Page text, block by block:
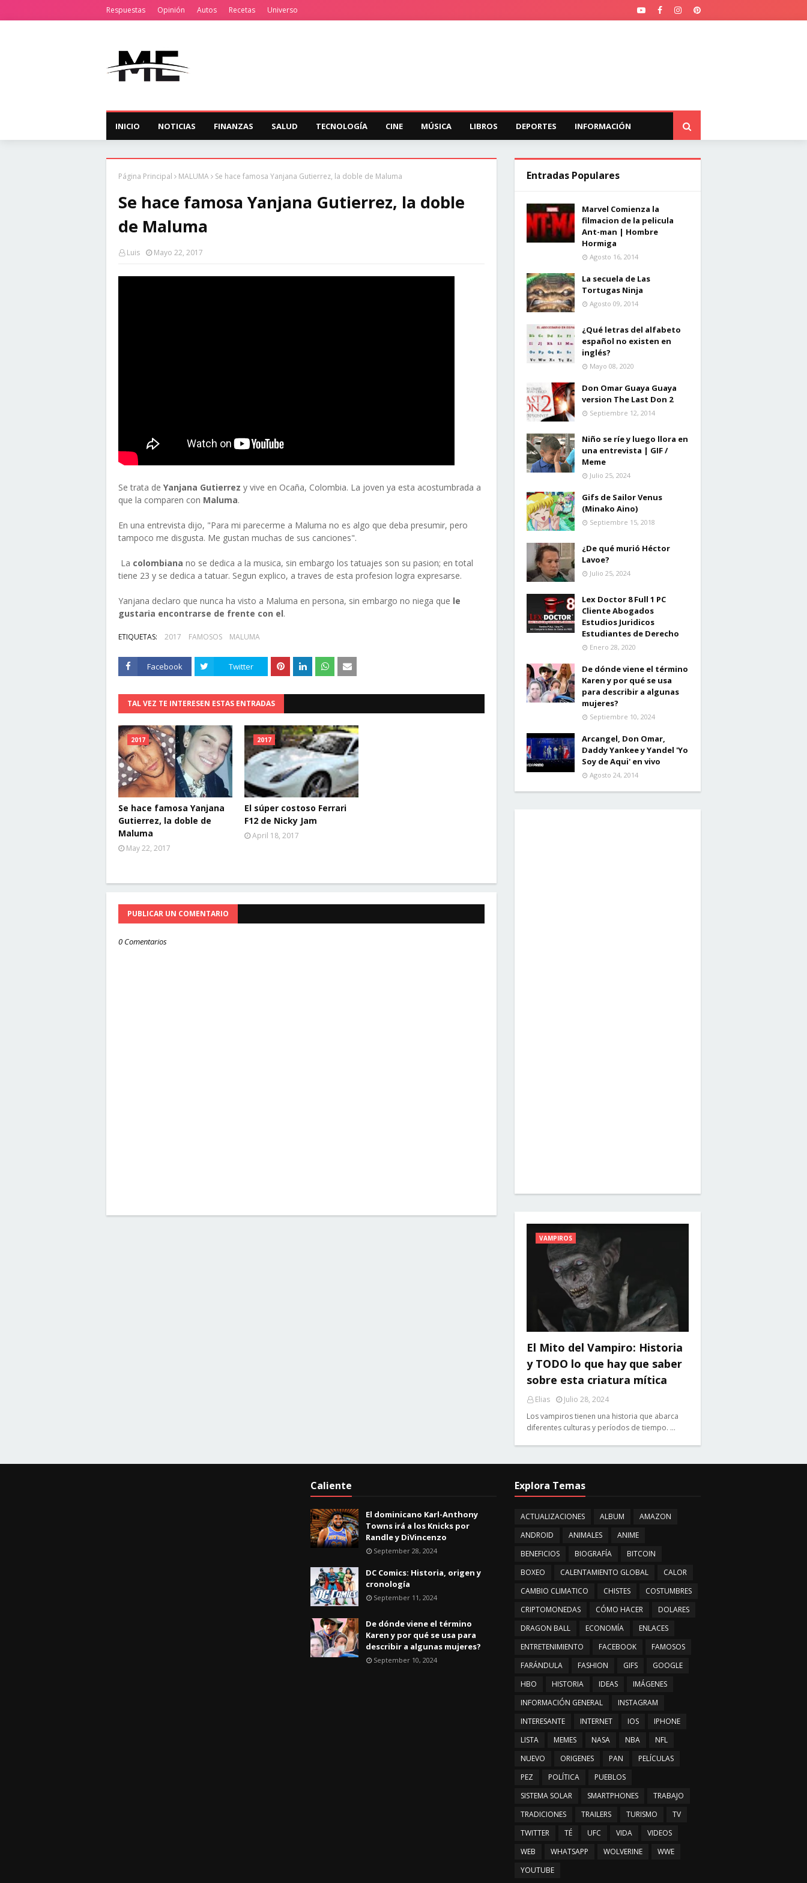
Respuestas Opinión Autos Recetas Universo
INICIO NOTICIAS FINANZAS SALUD TECNOLOGÍA CINE MÚSICA LIBROS DEPORTES INFORMACIÓN
Página Principal MALUMA Se hace famosa Yanjana Gutierrez, la doble de Maluma
Se hace famosa Yanjana Gutierrez, la doble
de Maluma
Luis Mayo 22, 2017
Se trata de Yanjana Gutierrez y vive en Ocaña, Colombia. La joven ya esta acostumbrada a
que la comparen con Maluma.
En una entrevista dijo, "Para mi parecerme a Maluma no es algo que deba presumir, pero
tampoco me disgusta. Me gustan muchas de sus canciones".
La colombiana no se dedica a la musica, sin embargo los tatuajes son su pasion; en total
tiene 23 y se dedica a tatuar. Segun explico, a traves de esta profesion logra expresarse.
Yanjana declaro que nunca ha visto a Maluma en persona, sin embargo no niega que le
gustaria encontrarse de frente con el.
ETIQUETAS: 2017 FAMOSOS MALUMA
Facebook Twitter
TAL VEZ TE INTERESEN ESTAS ENTRADAS
2017
Se hace famosa Yanjana
Gutierrez, la doble de
Maluma
May 22, 2017
2017
El súper costoso Ferrari
F12 de Nicky Jam
April 18, 2017
PUBLICAR UN COMENTARIO
0 Comentarios
Entradas Populares
Marvel Comienza la
filmacion de la pelicula
Ant-man | Hombre
Hormiga
Agosto 16, 2014
La secuela de Las
Tortugas Ninja
Agosto 09, 2014
¿Qué letras del alfabeto
español no existen en
inglés?
Mayo 08, 2020
Don Omar Guaya Guaya
version The Last Don 2
Septiembre 12, 2014
Niño se ríe y luego llora en
una entrevista | GIF /
Meme
Julio 25, 2024
Gifs de Sailor Venus
(Minako Aino)
Septiembre 15, 2018
¿De qué murió Héctor
Lavoe?
Julio 25, 2024
Lex Doctor 8 Full 1 PC
Cliente Abogados
Estudios Juridicos
Estudiantes de Derecho
Enero 28, 2020
De dónde viene el término
Karen y por qué se usa
para describir a algunas
mujeres?
Septiembre 10, 2024
Arcangel, Don Omar,
Daddy Yankee y Yandel 'Yo
Soy de Aqui' en vivo
Agosto 24, 2014
VAMPIROS
El Mito del Vampiro: Historia
y TODO lo que hay que saber
sobre esta criatura mítica
Elias
Julio 28, 2024
Los vampiros tienen una historia que abarca
diferentes culturas y períodos de tiempo. …
Caliente
El dominicano Karl-Anthony
Towns irá a los Knicks por
Randle y DiVincenzo
September 28, 2024
DC Comics: Historia, origen y
cronología
September 11, 2024
De dónde viene el término
Karen y por qué se usa para
describir a algunas mujeres?
September 10, 2024
Explora Temas
ACTUALIZACIONES ALBUM
AMAZON
ANDROID
ANIMALES
ANIME
BENEFICIOS
BIOGRAFÍA
BITCOIN
BOXEO
CALENTAMIENTO GLOBAL
CALOR
CAMBIO CLIMATICO
CHISTES
COSTUMBRES
CRIPTOMONEDAS
CÓMO HACER
DOLARES
DRAGON BALL
ECONOMÍA
ENLACES
ENTRETENIMIENTO
FACEBOOK
FAMOSOS
FARÁNDULA
FASHION GIFS
GOOGLE
HBO
HISTORIA IDEAS
IMÁGENES
INFORMACIÓN GENERAL
INSTAGRAM
INTERESANTE
INTERNET IOS
IPHONE
LISTA
MEMES NASA NBA
NFL
NUEVO
ORIGENES PAN
PELÍCULAS
PEZ
POLÍTICA
PUEBLOS
SISTEMA SOLAR
SMARTPHONES
TRABAJO
TRADICIONES
TRAILERS TURISMO
TV
TWITTER
TÉ UFC VIDA
VIDEOS
WEB
WHATSAPP WOLVERINE
WWE
YOUTUBE